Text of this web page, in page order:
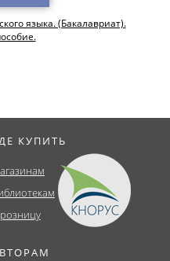
языка. (Бакалавриат).
КУПИТЬ